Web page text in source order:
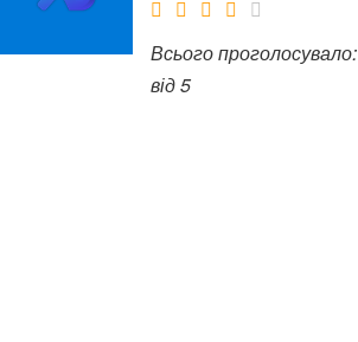
Всього проголосувало:
від5